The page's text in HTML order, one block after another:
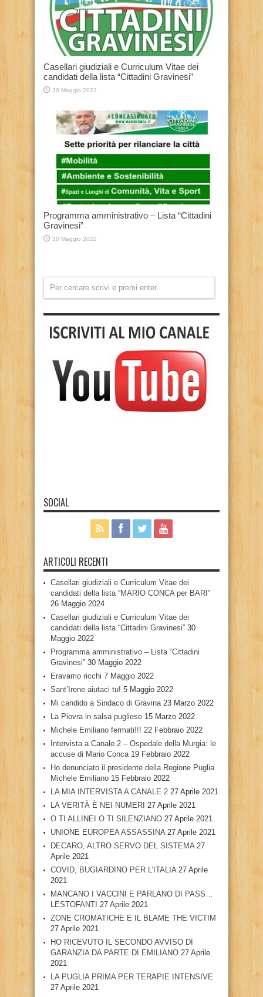
Casellari giudiziali e Curriculum Vitae dei
candidati della lista “Cittadini Gravinesi”
30 Maggio 2022
Programma amministrativo – Lista “Cittadini
Gravinesi”
30 Maggio 2022
SOCIAL
ARTICOLI RECENTI
Casellari giudiziali e Curriculum Vitae dei
candidati della lista “MARIO CONCA per BARI”
26 Maggio 2024
Casellari giudiziali e Curriculum Vitae dei
candidati della lista “Cittadini Gravinesi” 30
Maggio 2022
Programma amministrativo – Lista “Cittadini
Gravinesi” 30 Maggio 2022
Eravamo ricchi 7 Maggio 2022
Sant’Irene aiutaci tu! 5 Maggio 2022
Mi candido a Sindaco di Gravina 23 Marzo 2022
La Piovra in salsa pugliese 15 Marzo 2022
Michele Emiliano fermati!!! 22 Febbraio 2022
Intervista a Canale 2 – Ospedale della Murgia: le
accuse di Mario Conca 19 Febbraio 2022
Ho denunciato il presidente della Regione Puglia
Michele Emiliano 15 Febbraio 2022
LA MIA INTERVISTA A CANALE 2 27 Aprile 2021
LA VERITÀ È NEI NUMERI 27 Aprile 2021
O TI ALLINEI O TI SILENZIANO 27 Aprile 2021
UNIONE EUROPEA ASSASSINA 27 Aprile 2021
DECARO, ALTRO SERVO DEL SISTEMA 27
Aprile 2021
COVID, BUGIARDINO PER L’ITALIA 27 Aprile
2021
MANCANO I VACCINI E PARLANO DI PASS…
LESTOFANTI 27 Aprile 2021
ZONE CROMATICHE E IL BLAME THE VICTIM
27 Aprile 2021
HO RICEVUTO IL SECONDO AVVISO DI
GARANZIA DA PARTE DI EMILIANO 27 Aprile
2021
LA PUGLIA PRIMA PER TERAPIE INTENSIVE
27 Aprile 2021